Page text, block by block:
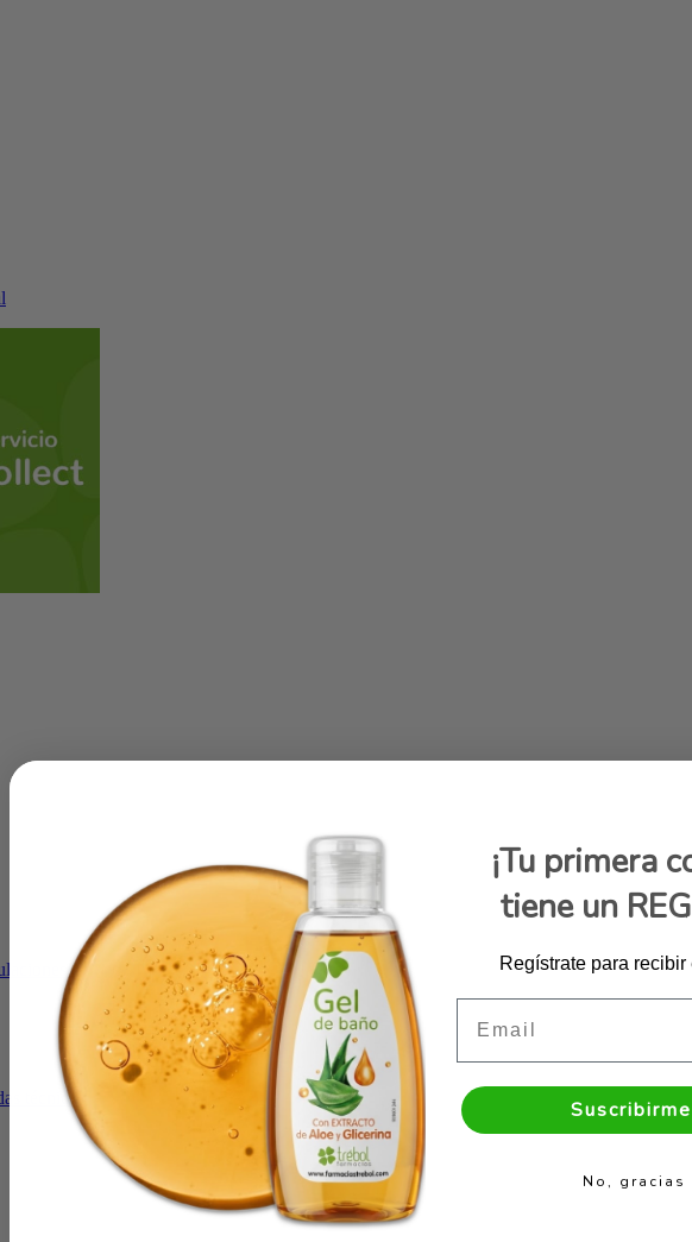
técnicas
¡Tu primera
tiene un
Regístrate para
No, gracias